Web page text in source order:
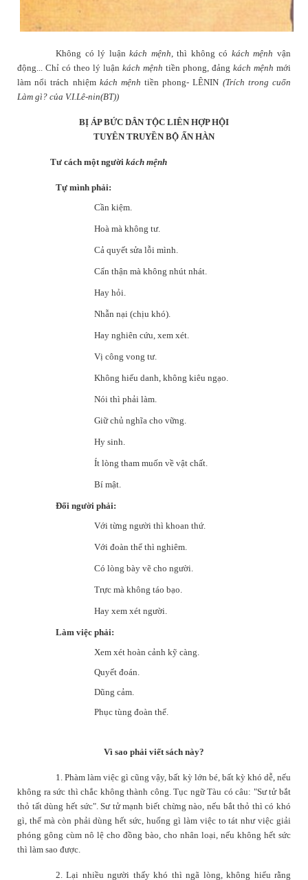
Không có lý luậnkách mệnh , thì không có kách mệnh vận
động... Chỉ có theo lý luận kách mệnh tiền phong, đảng kách mệnh mới
làm nổi trách nhiệm kách mệnh tiền phong- LÊNIN (Trích trong cuốn
Làm gì? của V.I.Lê-nin(BT))
BỊ ÁP BỨC DÂN TỘC LIÊN HỢP HỘI
TUYÊN TRUYỀN BỘ ẤN HÀN
Tư cách một người kách mệnh
Tự mình phải:
Cần kiệm.
Hoà mà không tư.
Cả quyết sửa lỗi mình.
Cẩn thận mà không nhút nhát.
Hay hỏi.
Nhẫn nại (chịu khó).
Hay nghiên cứu, xem xét.
Vị công vong tư.
Không hiếu danh, không kiêu ngạo.
Nói thì phải làm.
Giữ chủ nghĩa cho vững.
Hy sinh.
Ít lòng tham muốn về vật chất.
Bí mật.
Đối người phải:
Với từng người thì khoan thứ.
Với đoàn thể thì nghiêm.
Có lòng bày vẽ cho người.
Trực mà không táo bạo.
Hay xem xét người.
Làm việc phải:
Xem xét hoàn cảnh kỹ càng.
Quyết đoán.
Dũng cảm.
Phục tùng đoàn thể.
Vì sao phải viết sách này?
1. Phàm làm việc gì cũng vậy, bất kỳ lớn bé, bất kỳ khó dễ, nếu
không ra sức thì chắc không thành công. Tục ngữ Tàu có câu: "Sư tử bắt
thỏ tất dùng hết sức". Sư tử mạnh biết chừng nào, nếu bắt thỏ thì có khó
gì, thế mà còn phải dùng hết sức, huống gì làm việc to tát như việc giải
phóng gông cùm nô lệ cho đồng bào, cho nhân loại, nếu không hết sức
thì làm sao được.
2. Lại nhiều người thấy khó thì ngã lòng, không hiểu rằng